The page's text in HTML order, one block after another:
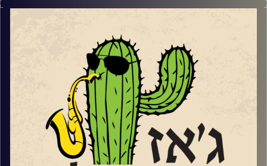
שהחלה ב – 2.6 ותסתיים ב – 8.9. שוחחנו עם שתיים
מהמוזיקאיות שיופיעו בסדרה.
עידית מינצר שתופיע ב 14.7
עם החמישייה בהובלתה שהופיעה לראשונה בפסטיבל הג'ז
ועם סלעית להב שתופיע
עם ההרכב הברזילאי שלה, "שורולה" ב 28.7
בהמשך לקראת שתי הופעות שלו בשבלול ג'אז בתל אביב
שוחחנו עם הפסנתרן טמיר הנדלמן שמגיע להשיק את אלבום